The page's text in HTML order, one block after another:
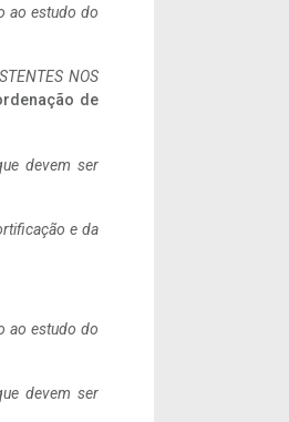
ao estudo do
NOS
de
devem ser
e da
ao estudo do
devem ser